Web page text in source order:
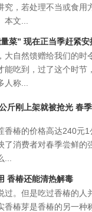
究，若处理不当或食用
文...
菜” 现在正当季赶紧安
大自然馈赠给我们的时
能吃到，过了这个时节
称...
斤刚上架就被抢光 春
香椿的价格高达240元1
了消费者对春季尝鲜的
香椿还能清热解毒
过。但是吃过香椿的人
香椿芽是香椿的另一种